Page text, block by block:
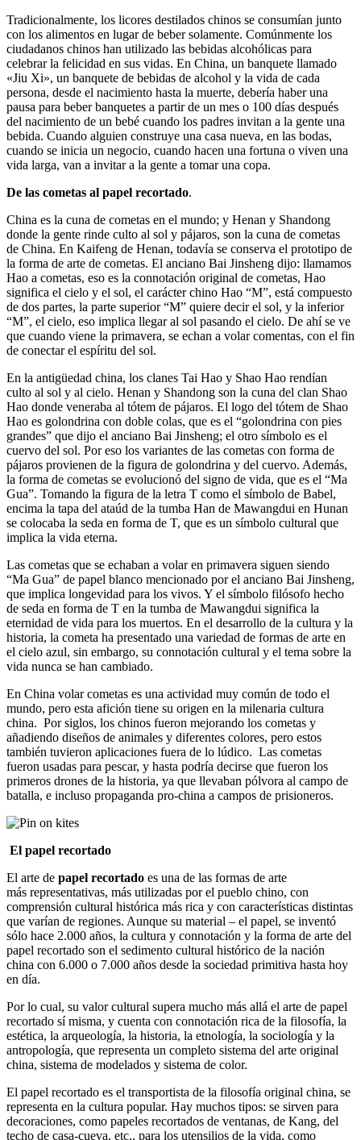
Tradicionalmente, los licores destilados chinos se consumían junto
con los alimentos en lugar de beber solamente. Comúnmente los
ciudadanos chinos han utilizado las bebidas alcohólicas para
celebrar la felicidad en sus vidas. En China, un banquete llamado
«Jiu Xi», un banquete de bebidas de alcohol y la vida de cada
persona, desde el nacimiento hasta la muerte, debería haber una
pausa para beber banquetes a partir de un mes o 100 días después
del nacimiento de un bebé cuando los padres invitan a la gente una
bebida. Cuando alguien construye una casa nueva, en las bodas,
cuando se inicia un negocio, cuando hacen una fortuna o viven una
vida larga, van a invitar a la gente a tomar una copa.
De las cometas al papel recortado.
China es la cuna de cometas en el mundo; y Henan y Shandong
donde la gente rinde culto al sol y pájaros, son la cuna de cometas
de China. En Kaifeng de Henan, todavía se conserva el prototipo de
la forma de arte de cometas. El anciano Bai Jinsheng dijo: llamamos
Hao a cometas, eso es la connotación original de cometas, Hao
significa el cielo y el sol, el carácter chino Hao “M”, está compuesto
de dos partes, la parte superior “M” quiere decir el sol, y la inferior
“M”, el cielo, eso implica llegar al sol pasando el cielo. De ahí se ve
que cuando viene la primavera, se echan a volar comentas, con el fin
de conectar el espíritu del sol.
En la antigüedad china, los clanes Tai Hao y Shao Hao rendían
culto al sol y al cielo. Henan y Shandong son la cuna del clan Shao
Hao donde veneraba al tótem de pájaros. El logo del tótem de Shao
Hao es golondrina con doble colas, que es el “golondrina con pies
grandes” que dijo el anciano Bai Jinsheng; el otro símbolo es el
cuervo del sol. Por eso los variantes de las cometas con forma de
pájaros provienen de la figura de golondrina y del cuervo. Además,
la forma de cometas se evolucionó del signo de vida, que es el “Ma
Gua”. Tomando la figura de la letra T como el símbolo de Babel,
encima la tapa del ataúd de la tumba Han de Mawangdui en Hunan
se colocaba la seda en forma de T, que es un símbolo cultural que
implica la vida eterna.
Las cometas que se echaban a volar en primavera siguen siendo
“Ma Gua” de papel blanco mencionado por el anciano Bai Jinsheng,
que implica longevidad para los vivos. Y el símbolo filósofo hecho
de seda en forma de T en la tumba de Mawangdui significa la
eternidad de vida para los muertos. En el desarrollo de la cultura y la
historia, la cometa ha presentado una variedad de formas de arte en
el cielo azul, sin embargo, su connotación cultural y el tema sobre la
vida nunca se han cambiado.
En China volar cometas es una actividad muy común de todo el
mundo, pero esta afición tiene su origen en la milenaria cultura
china. Por siglos, los chinos fueron mejorando los cometas y
añadiendo diseños de animales y diferentes colores, pero estos
también tuvieron aplicaciones fuera de lo lúdico. Las cometas
fueron usadas para pescar, y hasta podría decirse que fueron los
primeros drones de la historia, ya que llevaban pólvora al campo de
batalla, e incluso propaganda pro-china a campos de prisioneros.
El papel recortado
El arte de papel recortado es una de las formas de arte
más representativas, más utilizadas por el pueblo chino, con
comprensión cultural histórica más rica y con características distintas
que varían de regiones. Aunque su material – el papel, se inventó
sólo hace 2.000 años, la cultura y connotación y la forma de arte del
papel recortado son el sedimento cultural histórico de la nación
china con 6.000 o 7.000 años desde la sociedad primitiva hasta hoy
en día.
Por lo cual, su valor cultural supera mucho más allá el arte de papel
recortado sí misma, y cuenta con connotación rica de la filosofía, la
estética, la arqueología, la historia, la etnología, la sociología y la
antropología, que representa un completo sistema del arte original
china, sistema de modelados y sistema de color.
El papel recortado es el transportista de la filosofía original china, se
representa en la cultura popular. Hay muchos tipos: se sirven para
decoraciones, como papeles recortados de ventanas, de Kang, del
techo de casa-cueva, etc., para los utensilios de la vida, como